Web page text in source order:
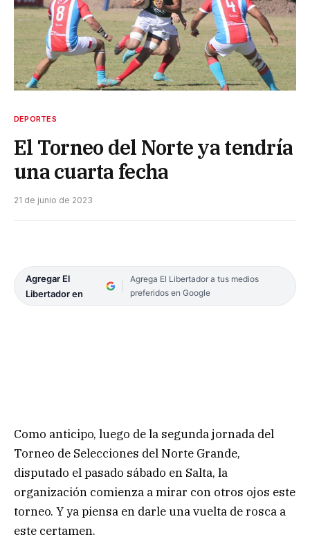
DEPORTES
El Torneo del Norte ya tendría
una cuarta fecha
21 de junio de 2023
Agregar El
Libertador en
Agrega El Libertador a tus medios
preferidos en Google
Como anticipo, luego de la segunda jornada del
Torneo de Selecciones del Norte Grande,
disputado el pasado sábado en Salta, la
organización comienza a mirar con otros ojos este
torneo. Y ya piensa en darle una vuelta de rosca a
este certamen.